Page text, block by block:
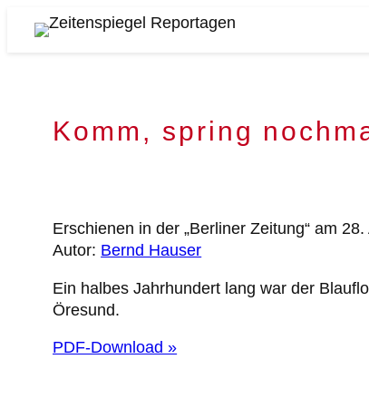
InhaltZeitenspiegel
Komm, spring
Erschienen in der „Berliner Zeitung“ am
Autor: Bernd Hauser
Ein halbes Jahrhundert lang war der
Öresund.
PDF-Download »